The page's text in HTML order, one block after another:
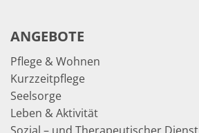
ANGEBOTE
Pflege & Wohnen
Kurzzeitpflege
Seelsorge
Leben & Aktivität